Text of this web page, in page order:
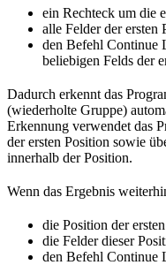
ein Rechteck um die
alle Felder der ersten
den Befehl Continue
beliebigen Felds der
Dadurch erkennt das
(wiederholte Gruppe)
Erkennung verwendet das
der ersten Position sowie
innerhalb der Position.
Wenn das Ergebnis
die Position der
die Felder dieser
den Befehl Continue